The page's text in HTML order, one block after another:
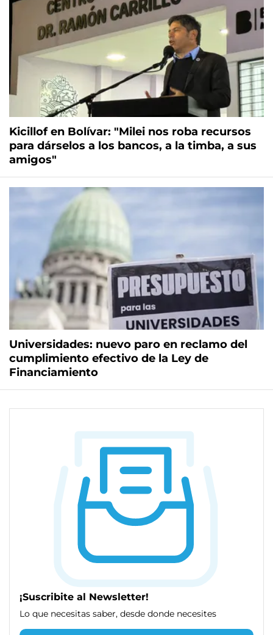
Kicillof en Bolívar: "Milei nos roba recursos
para dárselos a los bancos, a la timba, a sus
amigos"
Universidades: nuevo paro en reclamo del
cumplimiento efectivo de la Ley de
Financiamiento
¡Suscribite al Newsletter!
Lo que necesitas saber, desde donde necesites